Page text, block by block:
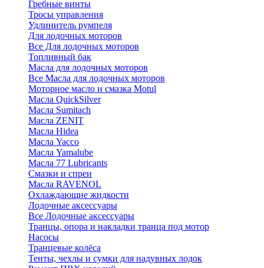
Гребные винты
Тросы управления
Удлинитель румпеля
Для лодочных моторов
Все Для лодочных моторов
Топливный бак
Масла для лодочных моторов
Все Масла для лодочных моторов
Моторное масло и смазка Motul
Масла QuickSilver
Масла Sumitach
Масла ZENIT
Масла Hidea
Масла Yacco
Масла Yamalube
Масла 77 Lubricants
Смазки и спреи
Масла RAVENOL
Охлаждающие жидкости
Лодочные аксессуары
Все Лодочные аксессуары
Транцы, опора и накладки транца под мотор
Насосы
Транцевые колёса
Тенты, чехлы и сумки для надувных лодок